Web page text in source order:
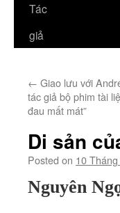
Tác
giả
← Giao lưu với
tác giả bộ phim tài
đau mất mát”
Di sản
Posted on 10
Nguyên